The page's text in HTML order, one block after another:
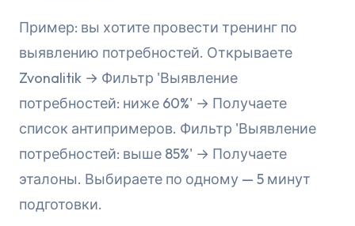
Пример: вы хотите провести тренинг по
выявлению потребностей. Открываете
Zvonalitik → Фильтр 'Выявление
потребностей: ниже 60%' → Получаете
список антипримеров. Фильтр 'Выявление
потребностей: выше 85%' → Получаете
эталоны. Выбираете по одному — 5 минут
подготовки.